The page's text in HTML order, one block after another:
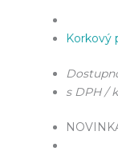
Korkový
s DPH /